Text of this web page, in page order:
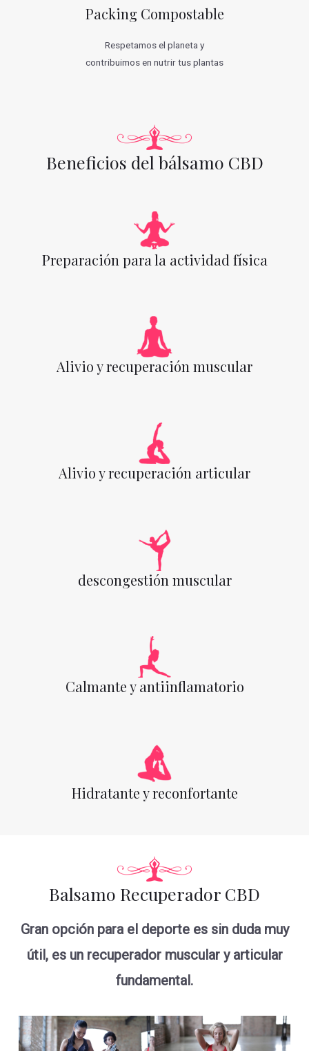
Packing Compostable
Respetamos el planeta y
contribuimos en nutrir tus plantas
Beneficios del bálsamo CBD
Preparación para la actividad física
Alivio y recuperación muscular
Alivio y recuperación articular
descongestión muscular
Calmante y antiinflamatorio
Hidratante y reconfortante
Balsamo Recuperador CBD
Gran opción para el deporte es sin duda muy
útil, es un recuperador muscular y articular
fundamental.